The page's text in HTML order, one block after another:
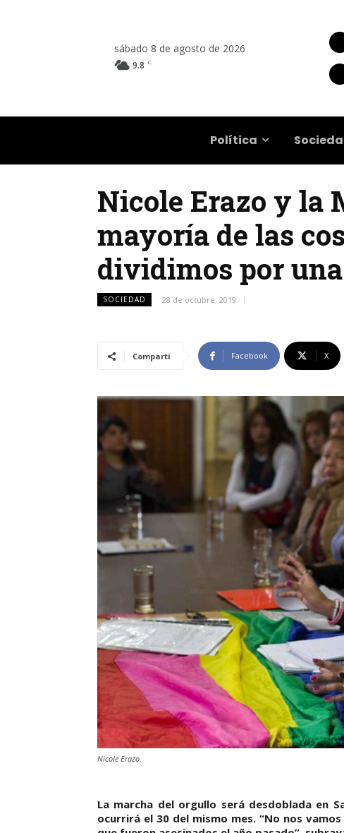
sábado 8 de agosto de 2026
9.8 C
Política
Nicole Erazo y la
mayoría de las
dividimos por
SOCIEDAD 28 de octubre, 2019
Compartí Facebook X
Nicole Erazo.
La marcha del orgullo será desdoblada en
ocurrirá el 30 del mismo mes. “No nos